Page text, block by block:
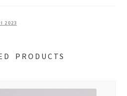
2023
PRODUCTS